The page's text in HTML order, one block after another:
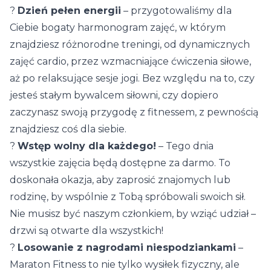
? Dzień pełen energii – przygotowaliśmy dla
Ciebie bogaty harmonogram zajęć, w którym
znajdziesz różnorodne treningi, od dynamicznych
zajęć cardio, przez wzmacniające ćwiczenia siłowe,
aż po relaksujące sesje jogi. Bez względu na to, czy
jesteś stałym bywalcem siłowni, czy dopiero
zaczynasz swoją przygodę z fitnessem, z pewnością
znajdziesz coś dla siebie.
? Wstęp wolny dla każdego! – Tego dnia
wszystkie zajęcia będą dostępne za darmo. To
doskonała okazja, aby zaprosić znajomych lub
rodzinę, by wspólnie z Tobą spróbowali swoich sił.
Nie musisz być naszym członkiem, by wziąć udział –
drzwi są otwarte dla wszystkich!
? Losowanie z nagrodami niespodziankami –
Maraton Fitness to nie tylko wysiłek fizyczny, ale